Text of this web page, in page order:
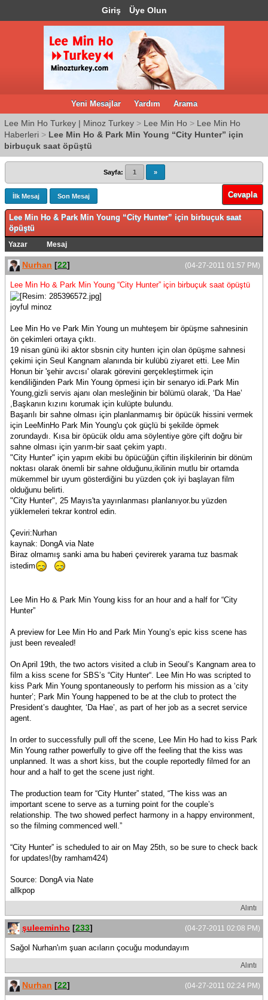
Giriş Üye Olun
Yeni Mesajlar Yardım Arama
Lee Min Ho Turkey | Minoz Turkey > Lee Min Ho > Lee Min Ho
Haberleri > Lee Min Ho & Park Min Young “City Hunter” için
birbuçuk saat öpüştü
Sayfa: 1 »
İlk Mesaj Son Mesaj Cevapla
Lee Min Ho & Park Min Young “City Hunter” için birbuçuk saat
öpüştü
Yazar Mesaj
(04-27-2011 01:57 PM)
Nurhan [22]
Lee Min Ho & Park Min Young “City Hunter” için birbuçuk saat öpüştü
joyful minoz
Lee Min Ho ve Park Min Young un muhteşem bir öpüşme sahnesinin
ön çekimleri ortaya çıktı.
19 nisan günü iki aktor sbsnin city hunterı için olan öpüşme sahnesi
çekimi için Seul Kangnam alanında bir kulübü ziyaret etti. Lee Min
Honun bir 'şehir avcısı' olarak görevini gerçekleştirmek için
kendiliğinden Park Min Young öpmesi için bir senaryo idi.Park Min
Young,gizli servis ajanı olan mesleğinin bir bölümü olarak, ‘Da Hae’
,Başkanın kızını korumak için kulüpte bulundu.
Başarılı bir sahne olması için planlanmamış bir öpücük hissini vermek
için LeeMinHo Park Min Young'u çok güçlü bi şekilde öpmek
zorundaydı. Kısa bir öpücük oldu ama söylentiye göre çift doğru bir
sahne olması için yarım-bir saat çekim yaptı.
"City Hunter" için yapım ekibi bu öpücüğün çiftin ilişkilerinin bir dönüm
noktası olarak önemli bir sahne olduğunu,ikilinin mutlu bir ortamda
mükemmel bir uyum gösterdiğini bu yüzden çok iyi başlayan film
olduğunu belirti.
"City Hunter", 25 Mayıs'ta yayınlanması planlanıyor.bu yüzden
yüklemeleri tekrar kontrol edin.
Çeviri:Nurhan
kaynak: DongA via Nate
Biraz olmamış sanki ama bu haberi çevirerek yarama tuz basmak
istedim
Lee Min Ho & Park Min Young kiss for an hour and a half for “City
Hunter”
A preview for Lee Min Ho and Park Min Young’s epic kiss scene has
just been revealed!
On April 19th, the two actors visited a club in Seoul’s Kangnam area to
film a kiss scene for SBS’s “City Hunter“. Lee Min Ho was scripted to
kiss Park Min Young spontaneously to perform his mission as a ‘city
hunter’; Park Min Young happened to be at the club to protect the
President’s daughter, ‘Da Hae’, as part of her job as a secret service
agent.
In order to successfully pull off the scene, Lee Min Ho had to kiss Park
Min Young rather powerfully to give off the feeling that the kiss was
unplanned. It was a short kiss, but the couple reportedly filmed for an
hour and a half to get the scene just right.
The production team for “City Hunter” stated, “The kiss was an
important scene to serve as a turning point for the couple’s
relationship. The two showed perfect harmony in a happy environment,
so the filming commenced well.”
“City Hunter” is scheduled to air on May 25th, so be sure to check back
for updates!(by ramham424)
Source: DongA via Nate
allkpop
Alıntı
(04-27-2011 02:08 PM)
şuleeminho [233]
Sağol Nurhan'ım şuan acıların çocuğu modundayım
Alıntı
(04-27-2011 02:24 PM)
Nurhan [22]